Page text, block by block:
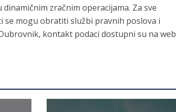
zračnim operacijama. Za sve
se mogu obratiti službi pravnih poslova i
kontakt podaci dostupni su na web